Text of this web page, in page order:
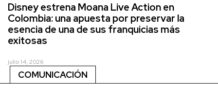
Disney estrena Moana Live Action en
Colombia: una apuesta por preservar la
esencia de una de sus franquicias más
exitosas
julio 14, 2026
COMUNICACIÓN